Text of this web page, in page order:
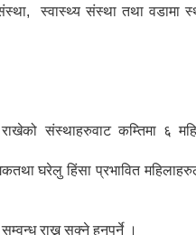
स्वास्थ्य संस्था तथा वडामा
संस्थाहरुवाट कम्तिमा ६
घरेलु हिंसा प्रभावित
राख्न सक्ने हुनुपर्ने ।